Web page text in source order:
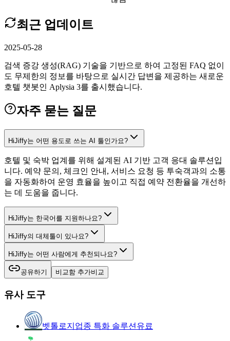
최근 업데이트
2025-05-28
검색 증강 생성(RAG) 기술을 기반으로 하여 고정된 FAQ 없이
도 무제한의 정보를 바탕으로 실시간 답변을 제공하는 새로운
호텔 챗봇인 Aplysia 3를 출시했습니다.
자주 묻는 질문
HiJiffy는 어떤 용도로 쓰는 AI 툴인가요?
호텔 및 숙박 업계를 위해 설계된 AI 기반 고객 응대 솔루션입
니다. 예약 문의, 체크인 안내, 서비스 요청 등 투숙객과의 소통
을 자동화하여 운영 효율을 높이고 직접 예약 전환율을 개선하
는 데 도움을 줍니다.
HiJiffy는 한국어를 지원하나요?
HiJiffy의 대체툴이 있나요?
HiJiffy는 어떤 사람에게 추천되나요?
공유하기 비교함 추가비교
유사 도구
벳톨로지 업종 특화 솔루션 유료